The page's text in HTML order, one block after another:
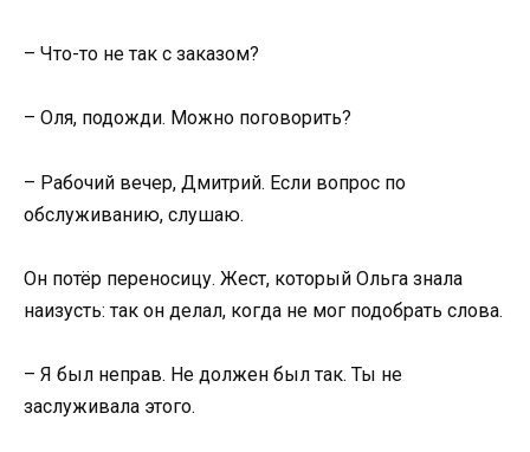
– Что-то не так с заказом?
– Оля, подожди. Можно поговорить?
– Рабочий вечер, Дмитрий. Если вопрос по
обслуживанию, слушаю.
Он потёр переносицу. Жест, который Ольга знала
наизусть: так он делал, когда не мог подобрать слова.
– Я был неправ. Не должен был так. Ты не
заслуживала этого.